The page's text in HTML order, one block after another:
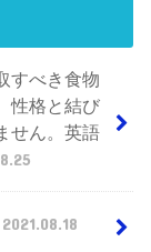
すべき食物
性格と結び
せん。英語
2021.08.18